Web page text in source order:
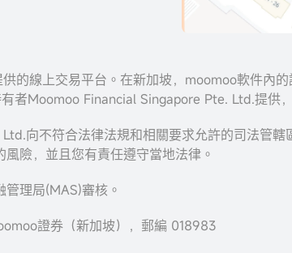
的線上交易平台。在新加坡，moomoo軟件內的
者Moomoo Financial Singapore Pte. Ltd.提供
向不符合法律法規和相關要求允許的司法管
險，並且您有責任遵守當地法律。
理局(MAS)審核。
證券（新加坡），郵編 018983